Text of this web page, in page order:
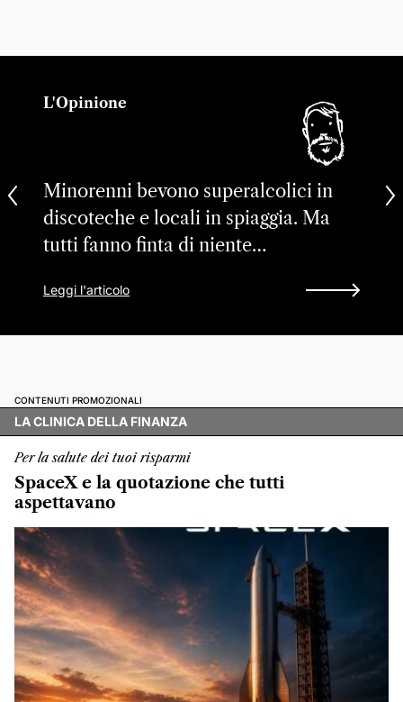
L'Opinione
Minorenni bevono superalcolici in
discoteche e locali in spiaggia. Ma
tutti fanno finta di niente…
Leggi l'articolo
CONTENUTI PROMOZIONALI
LA CLINICA DELLA FINANZA
Per la salute dei tuoi risparmi
SpaceX e la quotazione che tutti
aspettavano